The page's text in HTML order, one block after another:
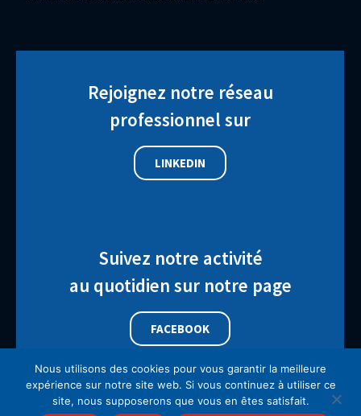
Rejoignez notre réseau
professionnel sur
LINKEDIN
Suivez notre activité
au quotidien sur notre page
FACEBOOK
Mentions légales•Politique de confidentialité•Exercez vos droits•
Nous utilisons des cookies pour vous garantir la meilleure
expérience sur notre site web. Si vous continuez à utiliser ce
site, nous supposerons que vous en êtes satisfait.